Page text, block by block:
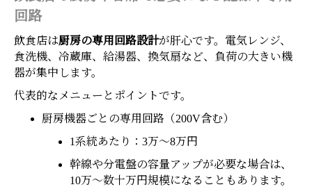
回路
飲食店は厨房の専用回路設計が肝心です。電気レンジ、
食洗機、冷蔵庫、給湯器、換気扇など、負荷の大きい機
器が集中します。
代表的なメニューとポイントです。
厨房機器ごとの専用回路（200V含む）
1系統あたり：3万〜8万円
幹線や分電盤の容量アップが必要な場合は、
10万〜数十万円規模になることもあります。